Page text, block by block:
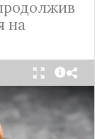
на
имя
которой